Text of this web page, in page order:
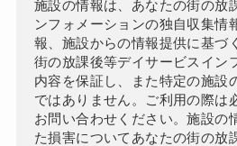
施設の情報は、あなたの街の放
ンフォメーションの独自収集情
報、施設からの情報提供に基づ
街の放課後等デイサービスイン
内容を保証し、また特定の施設
ではありません。ご利用の際は
お問い合わせください。施設の
た損害についてあなたの街の放